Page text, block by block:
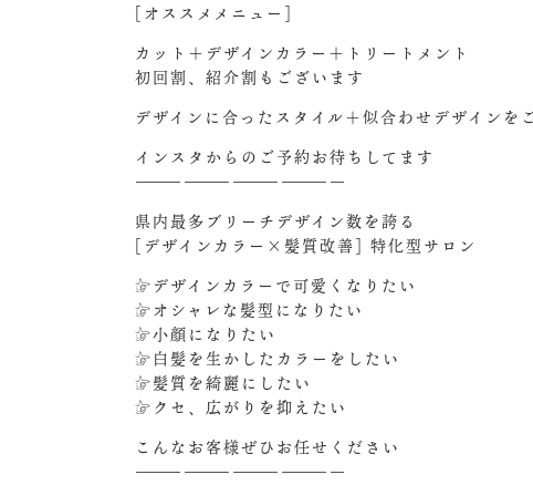
[オススメメニュー]
カット＋デザインカラー＋トリートメント
初回割、紹介割もございます
デザインに合ったスタイル＋似合わせデザインを
インスタからのご予約お待ちしてます‍
—————————————
県内最多ブリーチデザイン数を誇る
[デザインカラー×髪質改善] 特化型サロン
☞デザインカラーで可愛くなりたい
☞オシャレな髪型になりたい
☞小顔になりたい
☞白髪を生かしたカラーをしたい
☞髪質を綺麗にしたい
☞クセ、広がりを抑えたい
こんなお客様ぜひお任せください‍
—————————————